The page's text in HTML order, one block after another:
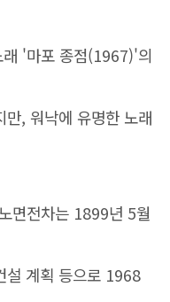
'마포 종점(1967)'의
, 워낙에 유명한 노래
면전차는 1899년 5월
설 계획 등으로 1968